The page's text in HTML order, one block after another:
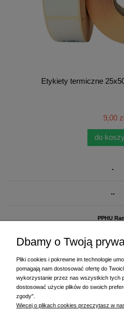
Etykiety termiczne
9,00
do
.
..
PPHU
ul. Starogardzka 77
+48 58 770 31 80
Dbamy o Twoją
Pliki cookies i pokrewne im technologie
pomagają nam dostosować ofertę do
wykorzystanie przez nas wszystkich tych
dostosować użycie plików do swoich
zgody".
Więcej o plikach cookies przeczytasz w